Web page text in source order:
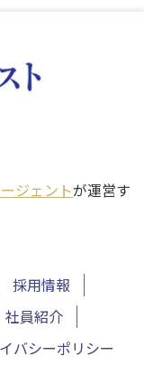
ジェントが運営す
採用情報
社員紹介
バシーポリシー